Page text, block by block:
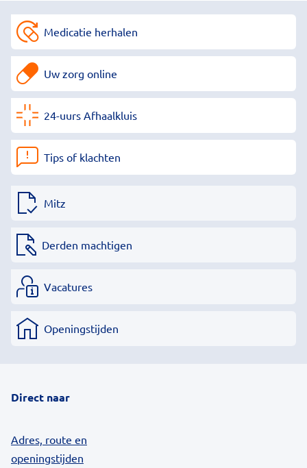
Medicatie herhalen
Uw zorg online
24-uurs Afhaalkluis
Tips of klachten
Mitz
Derden machtigen
Vacatures
Openingstijden
Direct naar
Adres, route en
openingstijden